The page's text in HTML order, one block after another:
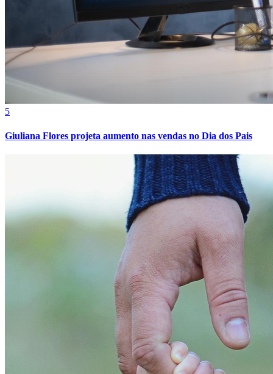
Athletico-PR
5
Giuliana Flores projeta aumento nas vendas no Dia dos Pais